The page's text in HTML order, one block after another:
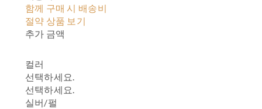
함께 구매 시 배송비
절약 상품 보기
추가 금액
컬러
선택하세요.
선택하세요.
실버/펄